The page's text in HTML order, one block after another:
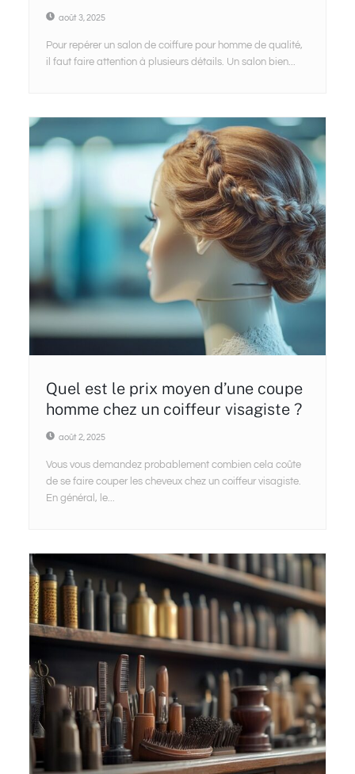
août 3, 2025
Pour repérer un salon de coiffure pour homme de qualité,
il faut faire attention à plusieurs détails. Un salon bien...
Quel est le prix moyen d’une coupe
homme chez un coiffeur visagiste ?
août 2, 2025
Vous vous demandez probablement combien cela coûte
de se faire couper les cheveux chez un coiffeur visagiste.
En général, le...